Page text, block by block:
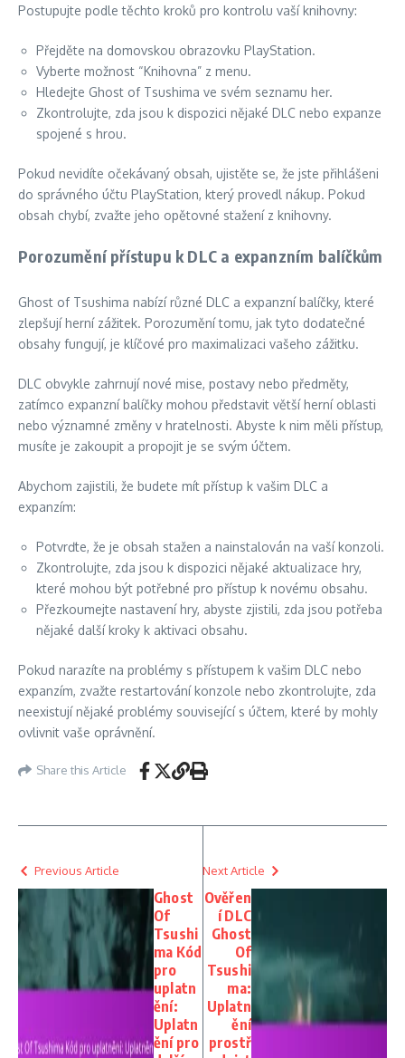
Postupujte podle těchto kroků pro kontrolu vaší knihovny:
Přejděte na domovskou obrazovku PlayStation.
Vyberte možnost “Knihovna” z menu.
Hledejte Ghost of Tsushima ve svém seznamu her.
Zkontrolujte, zda jsou k dispozici nějaké DLC nebo expanze
spojené s hrou.
Pokud nevidíte očekávaný obsah, ujistěte se, že jste přihlášeni
do správného účtu PlayStation, který provedl nákup. Pokud
obsah chybí, zvažte jeho opětovné stažení z knihovny.
Porozumění přístupu k DLC a expanzním balíčkům
Ghost of Tsushima nabízí různé DLC a expanzní balíčky, které
zlepšují herní zážitek. Porozumění tomu, jak tyto dodatečné
obsahy fungují, je klíčové pro maximalizaci vašeho zážitku.
DLC obvykle zahrnují nové mise, postavy nebo předměty,
zatímco expanzní balíčky mohou představit větší herní oblasti
nebo významné změny v hratelnosti. Abyste k nim měli přístup,
musíte je zakoupit a propojit je se svým účtem.
Abychom zajistili, že budete mít přístup k vašim DLC a
expanzím:
Potvrďte, že je obsah stažen a nainstalován na vaší konzoli.
Zkontrolujte, zda jsou k dispozici nějaké aktualizace hry,
které mohou být potřebné pro přístup k novému obsahu.
Přezkoumejte nastavení hry, abyste zjistili, zda jsou potřeba
nějaké další kroky k aktivaci obsahu.
Pokud narazíte na problémy s přístupem k vašim DLC nebo
expanzím, zvažte restartování konzole nebo zkontrolujte, zda
neexistují nějaké problémy související s účtem, které by mohly
ovlivnit vaše oprávnění.
Share this Article
Previous Article
Ghost
Of
Tsushi
ma Kód
pro
uplatn
ění:
Uplatn
ění pro
Next Article
Ověřen
í DLC
Ghost
Of
Tsushi
ma:
Uplatn
ění
prostř